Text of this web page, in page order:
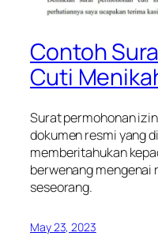
Contoh
Cuti
Surat permohonan
dokumen resmi yang
memberitahukan
berwenang mengenai
seseorang.
May 23, 2023